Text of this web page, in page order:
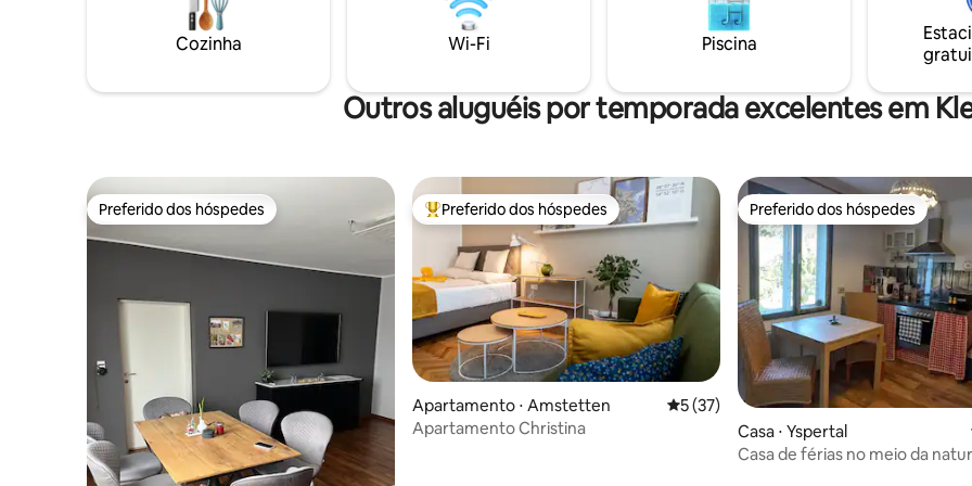
verão, o lago Lunz atrai os visitantes, no
inverno, as estações de esqui aguardam,
enquanto as ciclovias convidam você a
convidam você a relaxar e se refrescar
no verão. Estão disponíveis instalações
para guardar bicicletas e carregar e-
vários bactérias e, assim, cria
ambiente de vida limpo. Se
podemos fornecer um berço
Cozinha Wi-Fi Piscina
Outros aluguéis por temporada excelentes em
Preferido dos hóspedes
Preferido dos hóspedes Entre os melhores preferidos dos hóspedes
Preferido dos hóspedes
Apartamento ⋅ Amstetten 5 de uma avaliação média de 5, 37
5 (37)
Apartamento Christina
Preferido dos hóspedes
Preferido dos hóspedes
Casa ⋅ Yspertal
Casa de férias no meio da